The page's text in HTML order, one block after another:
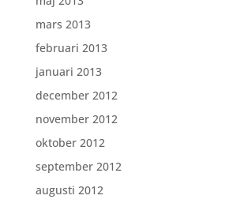
mars 2013
februari 2013
januari 2013
december 2012
november 2012
oktober 2012
september 2012
augusti 2012